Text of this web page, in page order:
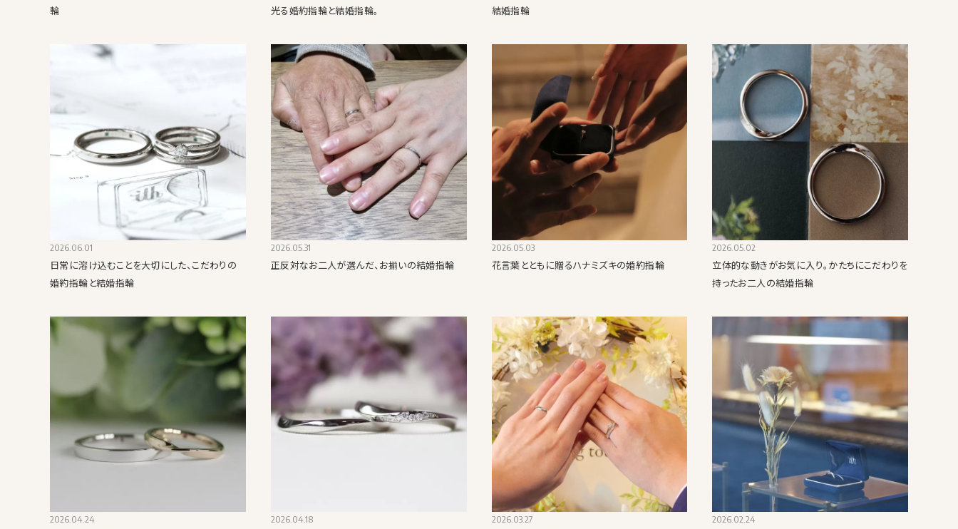
輪
光る婚約指輪と結婚指輪。
結婚指輪
2026.06.01
日常に溶け込むことを大切にした、こだわりの
婚約指輪と結婚指輪
2026.05.31
正反対なお二人が選んだ、お揃いの結婚指輪
2026.05.03
花言葉とともに贈るハナミズキの婚約指輪
2026.05.02
立体的な動きがお気に入り。かたちにこだわりを
持ったお二人の結婚指輪
2026.04.24 2026.04.18 2026.03.27 2026.02.24